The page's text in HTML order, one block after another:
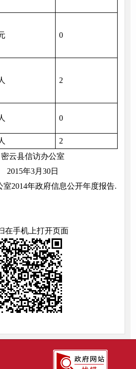
0
2
0
2
密云县信访办公室
2015年3月30日
室2014年政府信息公开年度报告.
在手机上打开页面